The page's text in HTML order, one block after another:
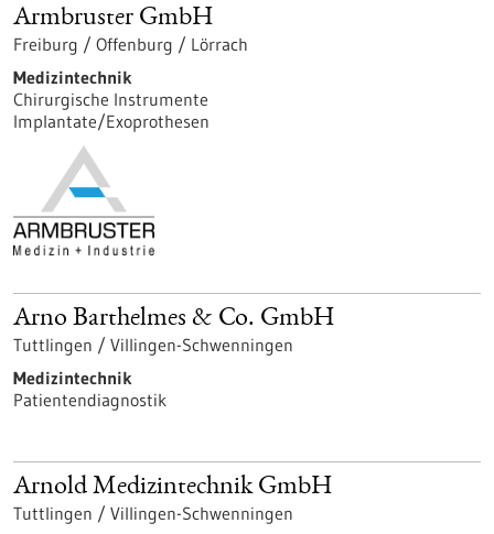
Armbruster GmbH
Freiburg / Offenburg / Lörrach
Medizintechnik
Chirurgische Instrumente
Implantate/Exoprothesen
Arno Barthelmes & Co. GmbH
Tuttlingen / Villingen-Schwenningen
Medizintechnik
Patientendiagnostik
Arnold Medizintechnik GmbH
Tuttlingen / Villingen-Schwenningen